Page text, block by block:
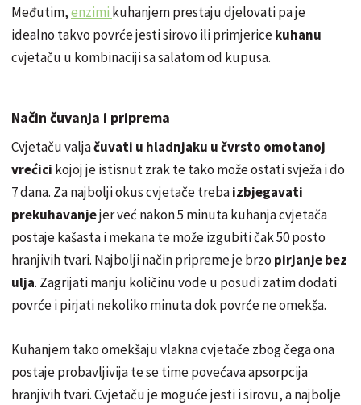
Međutim,enzimi kuhanjemprestaju djelovati pa je
idealno takvo povrće jesti sirovo ili primjericekuhanu
cvjetaču u kombinaciji sa salatom od kupusa.
Način čuvanja i priprema
Cvjetaču valjačuvati u hladnjaku u čvrsto omotanoj
vrećici kojoj je istisnut zrak te tako može ostati svježa i do
7 dana. Za najbolji okus cvjetače trebaizbjegavati
prekuhavanjejer već nakon 5 minuta kuhanja cvjetača
postaje kašasta i mekana te može izgubiti čak 50 posto
hranjivih tvari. Najbolji način pripreme je brzo pirjanje bez
ulja. Zagrijati manju količinu vode u posudi zatim dodati
povrće i pirjati nekoliko minuta dok povrće ne omekša.
Kuhanjem tako omekšaju vlakna cvjetače zbog čega ona
postaje probavljivija te se time povećava apsorpcija
hranjivih tvari. Cvjetaču je moguće jesti i sirovu, a najbolje